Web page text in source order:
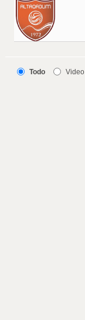
Todo Video